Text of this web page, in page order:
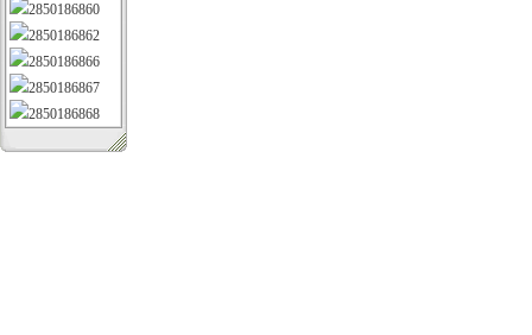
2850186860
2850186862
2850186866
2850186867
2850186868